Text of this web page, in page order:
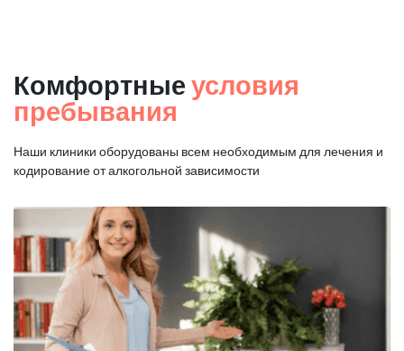
Комфортные условия
пребывания
Наши клиники оборудованы всем необходимым для лечения и
кодирование от алкогольной зависимости